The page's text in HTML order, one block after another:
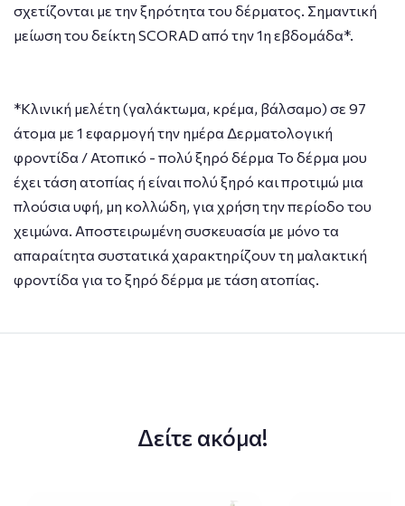
σχετίζονται με την ξηρότητα του δέρματος. Σημαντική
μείωση του δείκτη SCORAD από την 1η εβδομάδα*.
*Κλινική μελέτη (γαλάκτωμα, κρέμα, βάλσαμο) σε 97
άτομα με 1 εφαρμογή την ημέρα Δερματολογική
φροντίδα / Ατοπικό - πολύ ξηρό δέρμα Το δέρμα μου
έχει τάση ατοπίας ή είναι πολύ ξηρό και προτιμώ μια
πλούσια υφή, μη κολλώδη, για χρήση την περίοδο του
χειμώνα. Αποστειρωμένη συσκευασία με μόνο τα
απαραίτητα συστατικά χαρακτηρίζουν τη μαλακτική
φροντίδα για το ξηρό δέρμα με τάση ατοπίας.
Δείτε ακόμα!